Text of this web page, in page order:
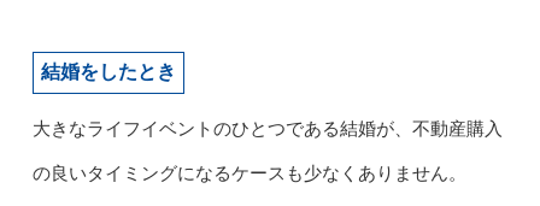
結婚をしたとき
大きなライフイベントのひとつである結婚が、不動産購入
の良いタイミングになるケースも少なくありません。